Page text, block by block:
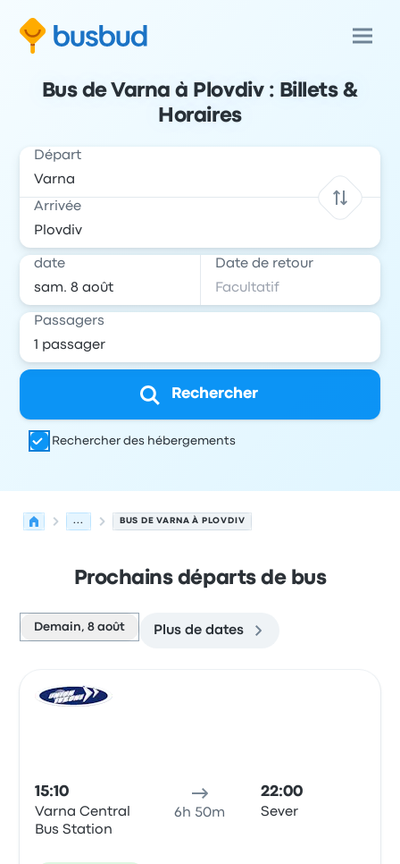
Bus de Varna à Plovdiv : Billets &
Horaires
Départ
Arrivée
date Date de retour
Passagers
Rechercher
Rechercher des hébergements
... BUS DE VARNA À PLOVDIV
Prochains départs de bus
Demain, 8 août Plus de dates
15:10
Varna Central
Bus Station
6h 50m
22:00
Sever